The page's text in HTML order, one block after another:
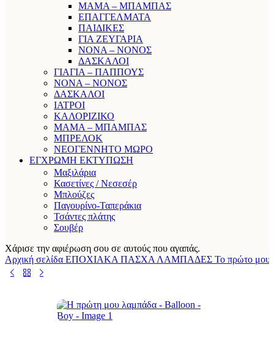
ΜΑΜΑ – ΜΠΑΜΠΑΣ
ΕΠΑΓΓΕΛΜΑΤΑ
ΠΑΙΔΙΚΕΣ
ΓΙΑ ΖΕΥΓΑΡΙΑ
ΝΟΝΑ – ΝΟΝΟΣ
ΔΑΣΚΑΛΟΙ
ΓΙΑΓΙΑ – ΠΑΠΠΟΥΣ
ΝΟΝΑ – ΝΟΝΟΣ
ΔΑΣΚΑΛΟΙ
ΙΑΤΡΟΙ
ΚΑΛΟΡΙΖΙΚΟ
ΜΑΜΑ – ΜΠΑΜΠΑΣ
ΜΠΡΕΛΟΚ
ΝΕΟΓΕΝΝΗΤΟ ΜΩΡΟ
ΕΓΧΡΩΜΗ ΕΚΤΥΠΩΣΗ
Μαξιλάρια
Κασετίνες / Νεσεσέρ
Μπλούζες
Παγουρίνο-Ταπεράκια
Τσάντες πλάτης
Σουβέρ
Χάρισε την αφιέρωση σου σε αυτούς που αγαπάς.
Αρχική σελίδα ΕΠΟΧΙΑΚΑ ΠΑΣΧΑ ΛΑΜΠΑΔΕΣ Το πρώτο